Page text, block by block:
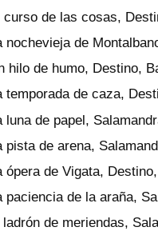
de las cosas,
nochevieja de
hilo de humo, Destino,
temporada de caza,
luna de papel,
pista de arena,
ópera de Vigata,
paciencia de la araña,
de meriendas,